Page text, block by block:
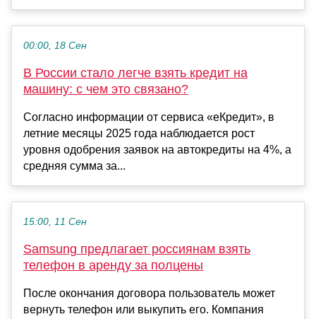
00:00, 18 Сен
В России стало легче взять кредит на
машину: с чем это связано?
Согласно информации от сервиса «еКредит», в
летние месяцы 2025 года наблюдается рост
уровня одобрения заявок на автокредиты на 4%, а
средняя сумма за...
15:00, 11 Сен
Samsung предлагает россиянам взять
телефон в аренду за полцены
После окончания договора пользователь может
вернуть телефон или выкупить его. Компания